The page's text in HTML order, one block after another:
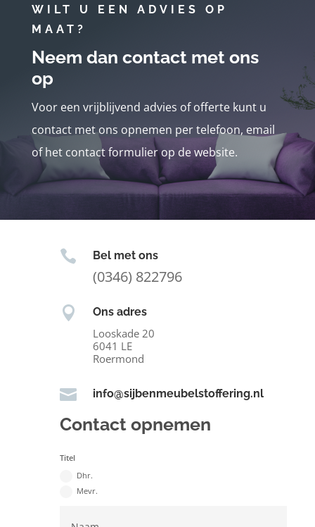
WILT U EEN ADVIES OP
MAAT?
Neem dan contact met ons
op
Voor een vrijblijvend advies of offerte kunt u
contact met ons opnemen per telefoon, email
of het contact formulier op de website.
 Bel met ons
(0346) 822796
 Ons adres
Looskade 20
6041 LE
Roermond
 info@sijbenmeubelstoffering.nl
Contact opnemen
Titel
Dhr.
Mevr.